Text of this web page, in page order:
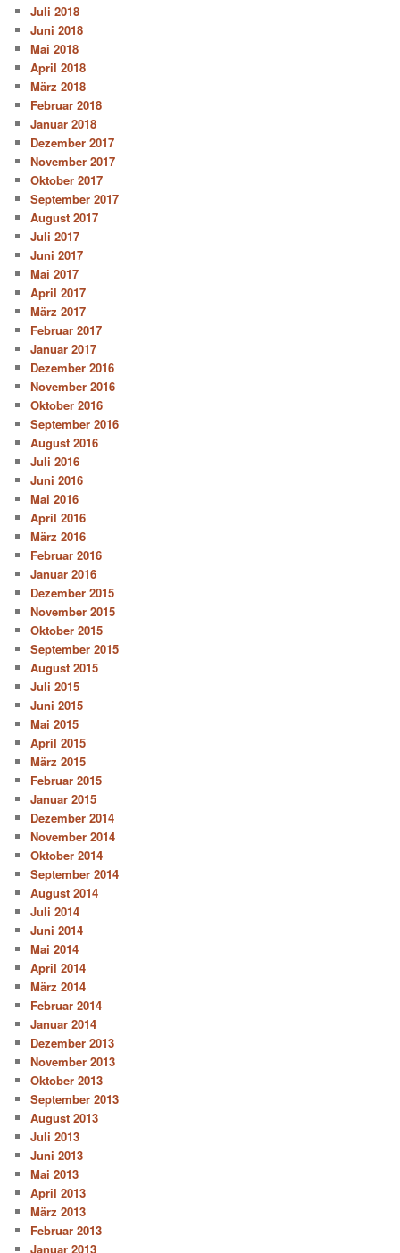
Juli 2018
Juni 2018
Mai 2018
April 2018
März 2018
Februar 2018
Januar 2018
Dezember 2017
November 2017
Oktober 2017
September 2017
August 2017
Juli 2017
Juni 2017
Mai 2017
April 2017
März 2017
Februar 2017
Januar 2017
Dezember 2016
November 2016
Oktober 2016
September 2016
August 2016
Juli 2016
Juni 2016
Mai 2016
April 2016
März 2016
Februar 2016
Januar 2016
Dezember 2015
November 2015
Oktober 2015
September 2015
August 2015
Juli 2015
Juni 2015
Mai 2015
April 2015
März 2015
Februar 2015
Januar 2015
Dezember 2014
November 2014
Oktober 2014
September 2014
August 2014
Juli 2014
Juni 2014
Mai 2014
April 2014
März 2014
Februar 2014
Januar 2014
Dezember 2013
November 2013
Oktober 2013
September 2013
August 2013
Juli 2013
Juni 2013
Mai 2013
April 2013
März 2013
Februar 2013
Januar 2013